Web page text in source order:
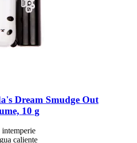
Dream Smudge Out
10 g
intemperie
caliente